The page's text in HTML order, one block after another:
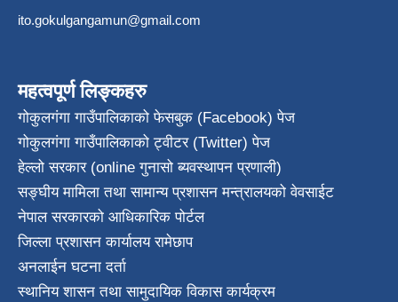
ito.gokulgangamun@gmail.com
महत्वपूर्ण लिङ्कहरु
गोकुलगंगा गाउँपालिकाको फेसबुक (Facebook) पेज
गोकुलगंगा गाउँपालिकाको ट्वीटर (Twitter) पेज
हेल्लो सरकार (online गुनासो ब्यवस्थापन प्रणाली)
सङ्घीय मामिला तथा सामान्य प्रशासन मन्त्रालयको वेवसाईट
नेपाल सरकारको आधिकारिक पोर्टल
जिल्ला प्रशासन कार्यालय रामेछाप
अनलाईन घटना दर्ता
स्थानिय शासन तथा सामुदायिक विकास कार्यक्रम